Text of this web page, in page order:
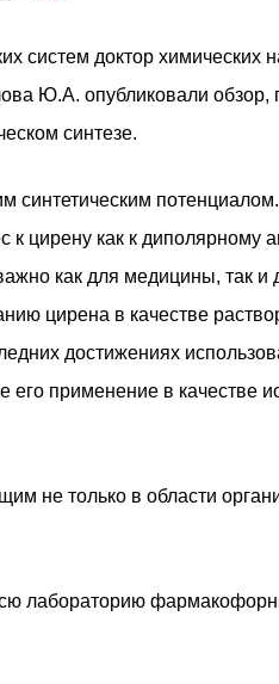
систем доктор химических
Ю.А. опубликовали
синтезе.
синтетическим
цирену как к диполярному
как для медицины, так
цирена в качестве
достижениях
его применение в качестве
не только в области
лабораторию